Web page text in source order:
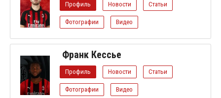
Профиль Новости Статьи
Фотографии Видео
Франк Кессье
Профиль Новости Статьи
Фотографии Видео